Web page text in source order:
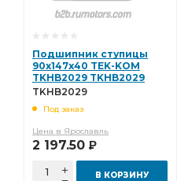
Подшипник ступицы
90х147х40 TEK-KOM
TKHB2029 TKHB2029
TKHB2029
Под заказ
Цена в Ярославль
2 197.50 Р
В КОРЗИНУ